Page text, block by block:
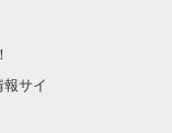
サイ